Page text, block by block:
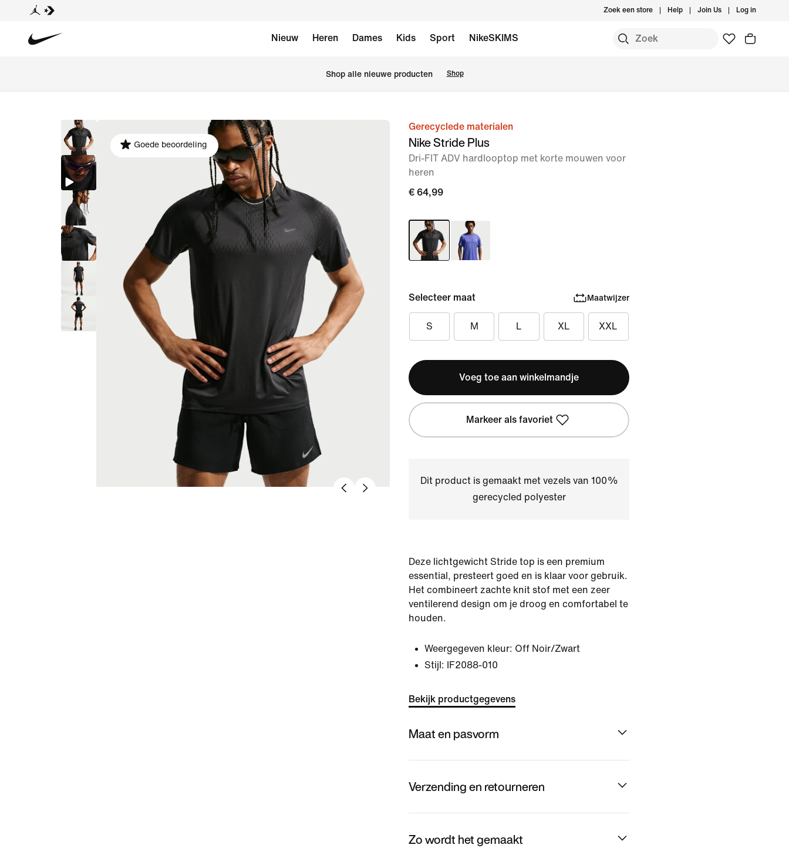
Zoek een store Help Join Us Log in
Nieuw Heren Dames Kids Sport NikeSKIMS
Shop alle nieuwe producten Shop
afbeelding
Goede beoordeling
Gerecyclede materialen
Nike Stride Plus
Dri-FIT ADV hardlooptop met korte mouwen voor
heren
€ 64,99
Selecteer maat Maatwijzer
S M L XL XXL
Voeg toe aan winkelmandje
Markeer als favoriet
Dit product is gemaakt met vezels van 100%
gerecycled polyester
Deze lichtgewicht Stride top is een premium
essential, presteert goed en is klaar voor gebruik.
Het combineert zachte knit stof met een zeer
ventilerend design om je droog en comfortabel te
houden.
Weergegeven kleur: Off Noir/Zwart
Stijl:
IF2088-010
Bekijk productgegevens
Maat en pasvorm
Verzending en retourneren
Zo wordt het gemaakt